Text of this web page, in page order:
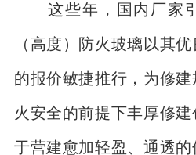
这些年，国内厂家引
（高度）防火玻璃以其
的报价敏捷推行，为修
火安全的前提下丰厚修
于营建愈加轻盈、通透